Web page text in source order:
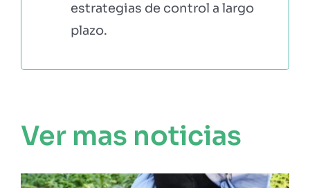
estrategias de control a largo
plazo.
Ver mas noticias